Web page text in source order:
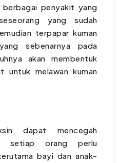
penyakit yang
yang sudah
terpapar kuman
sebenarnya pada
akan membentuk
untuk melawan kuman
dapat mencegah
setiap orang perlu
bayi dan anak-